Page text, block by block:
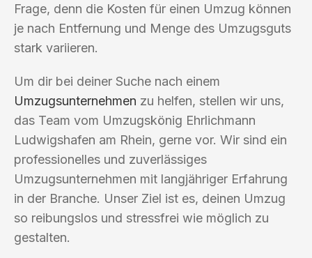
Frage, denn die Kosten für einen Umzug können
je nach Entfernung und Menge des Umzugsguts
stark variieren.
Um dir bei deiner Suche nach einem
Umzugsunternehmen zu helfen, stellen wir uns,
das Team vom Umzugskönig Ehrlichmann
Ludwigshafen am Rhein, gerne vor. Wir sind ein
professionelles und zuverlässiges
Umzugsunternehmen mit langjähriger Erfahrung
in der Branche. Unser Ziel ist es, deinen Umzug
so reibungslos und stressfrei wie möglich zu
gestalten.